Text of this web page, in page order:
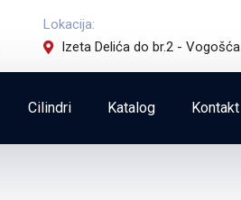
Lokacija:
Izeta Delića do br.2 - Vogošća
Cilindri Katalog Kontakt